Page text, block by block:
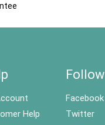
Help
Follow
Facebook
Twitter